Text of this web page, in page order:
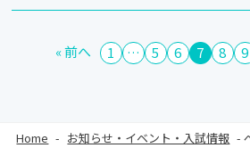
« 前へ 1 … 5 6 7 8 9
Home - お知らせ・イベント・入試情報 -